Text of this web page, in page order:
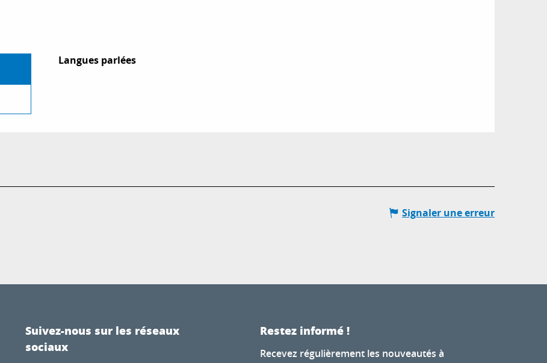
Langues parlées
Langues parlées
Signaler une erreur
Suivez-nous sur les réseaux
sociaux
Restez informé !
Recevez régulièrement les nouveautés à